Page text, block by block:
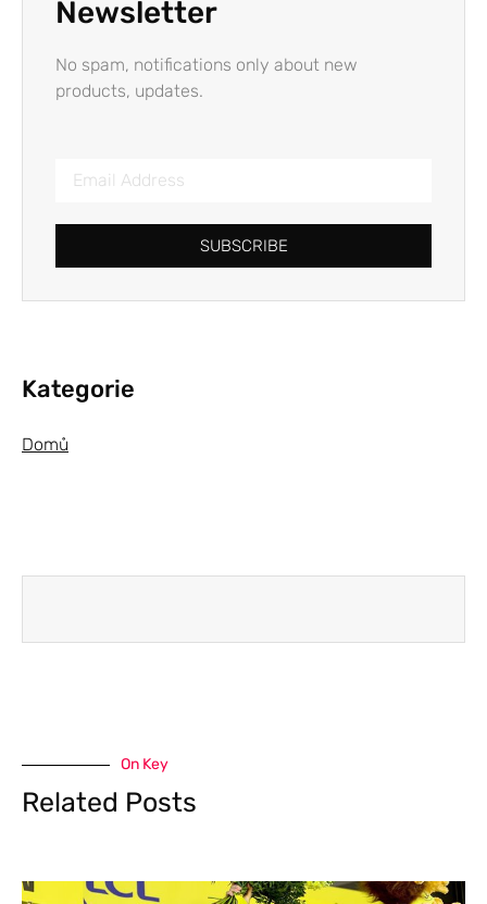
Newsletter
No spam, notifications only about new
products, updates.
SUBSCRIBE
Kategorie
Domů
On Key
Related Posts